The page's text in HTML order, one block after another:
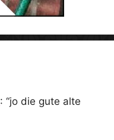
: “jo die gute alte